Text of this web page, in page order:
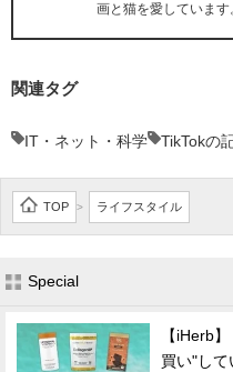
画と猫を愛しています
関連タグ
IT・ネット・科学 TikTokの
TOP > ライフスタイル
Special
【iHerb
買い"して